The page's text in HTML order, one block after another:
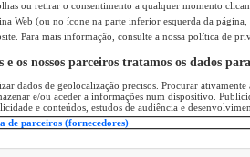
ou retirar o consentimento a qualquer momento
Web (ou no ícone na parte inferior esquerda da página,
Para mais informação, consulte a nossa política de
e os nossos parceiros tratamos os dados
dados de geolocalização precisos. Procurar
e/ou aceder a informações num dispositivo.
e conteúdos, estudos de audiência e
de parceiros (fornecedores)